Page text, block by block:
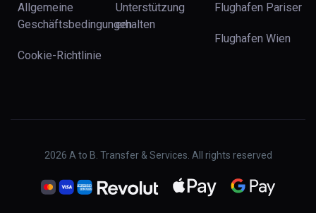
Allgemeine
Geschäftsbedingungen
Cookie-Richtlinie
Unterstützung
erhalten
Flughafen Pariser
Flughafen Wien
2026 A to B. Transfer & Services. All rights reserved